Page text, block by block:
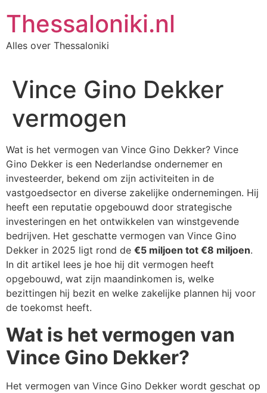
naar
inhoud
Thessaloniki.nl
Alles over Thessaloniki
Vince Gino Dekker
vermogen
Wat is het vermogen van Vince Gino Dekker? Vince
Gino Dekker is een Nederlandse ondernemer en
investeerder, bekend om zijn activiteiten in de
vastgoedsector en diverse zakelijke ondernemingen. Hij
heeft een reputatie opgebouwd door strategische
investeringen en het ontwikkelen van winstgevende
bedrijven. Het geschatte vermogen van Vince Gino
Dekker in 2025 ligt rond de €5 miljoen tot €8 miljoen.
In dit artikel lees je hoe hij dit vermogen heeft
opgebouwd, wat zijn maandinkomen is, welke
bezittingen hij bezit en welke zakelijke plannen hij voor
de toekomst heeft.
Wat is het vermogen van
Vince Gino Dekker?
Het vermogen van Vince Gino Dekker wordt geschat op